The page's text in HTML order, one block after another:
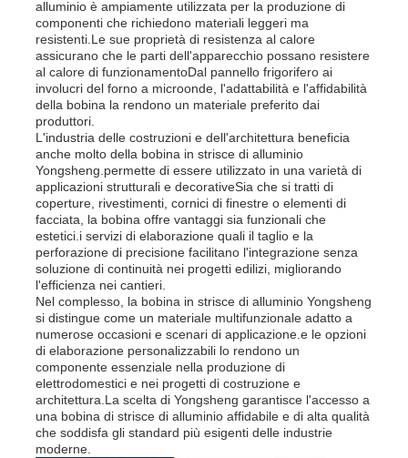
alluminio è ampiamente utilizzata per la produzione di
componenti che richiedono materiali leggeri ma
resistenti.Le sue proprietà di resistenza al calore
assicurano che le parti dell'apparecchio possano resistere
al calore di funzionamentoDal pannello frigorifero ai
involucri del forno a microonde, l'adattabilità e l'affidabilità
della bobina la rendono un materiale preferito dai
produttori.
L'industria delle costruzioni e dell'architettura beneficia
anche molto della bobina in strisce di alluminio
Yongsheng.permette di essere utilizzato in una varietà di
applicazioni strutturali e decorativeSia che si tratti di
coperture, rivestimenti, cornici di finestre o elementi di
facciata, la bobina offre vantaggi sia funzionali che
estetici.i servizi di elaborazione quali il taglio e la
perforazione di precisione facilitano l'integrazione senza
soluzione di continuità nei progetti edilizi, migliorando
l'efficienza nei cantieri.
Nel complesso, la bobina in strisce di alluminio Yongsheng
si distingue come un materiale multifunzionale adatto a
numerose occasioni e scenari di applicazione.e le opzioni
di elaborazione personalizzabili lo rendono un
componente essenziale nella produzione di
elettrodomestici e nei progetti di costruzione e
architettura.La scelta di Yongsheng garantisce l'accesso a
una bobina di strisce di alluminio affidabile e di alta qualità
che soddisfa gli standard più esigenti delle industrie
moderne.